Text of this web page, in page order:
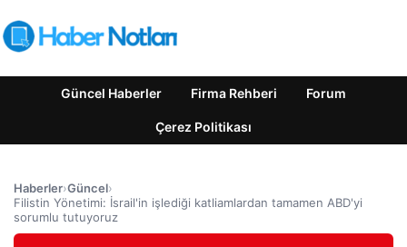
Güncel Haberler Firma Rehberi Forum
Çerez Politikası
Haberler›Güncel›
Filistin Yönetimi: İsrail'in işlediği katliamlardan tamamen ABD'yi
sorumlu tutuyoruz